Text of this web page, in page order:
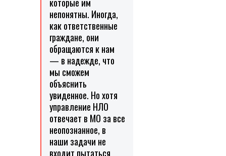
непонятны. Иногда,
как ответственные
граждане, они
обращаются к нам
— в надежде, что
мы сможем
объяснить
увиденное. Но хотя
управление НЛО
отвечает в МО за все
неопознанное, в
наши задачи не
входит пытаться